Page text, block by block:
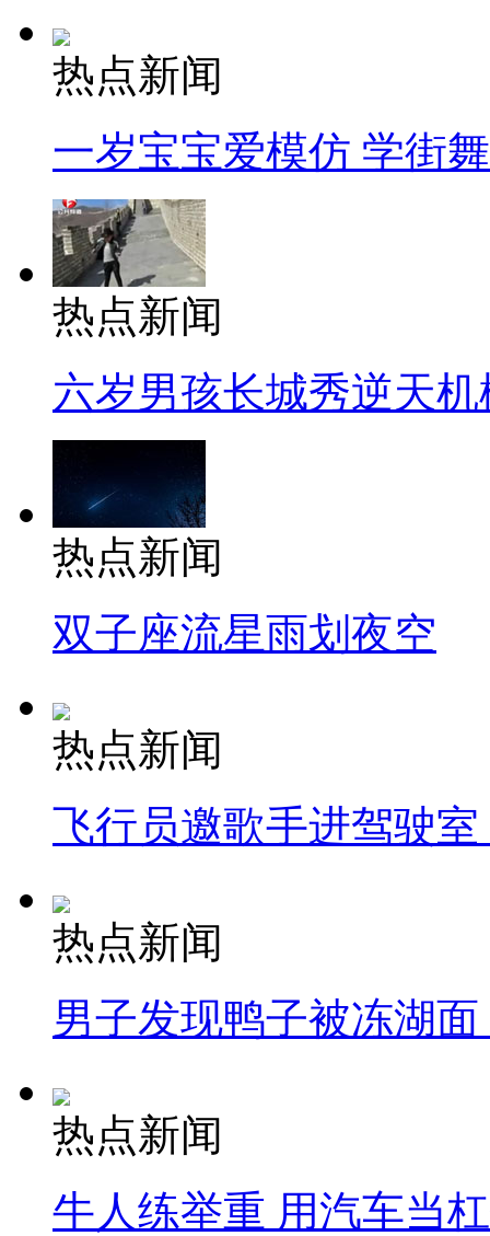
热点新闻
一岁宝宝爱模仿 学街
热点新闻
六岁男孩长城秀逆天机
热点新闻
双子座流星雨划夜空
热点新闻
飞行员邀歌手进驾驶
热点新闻
男子发现鸭子被冻湖
热点新闻
牛人练举重 用汽车当